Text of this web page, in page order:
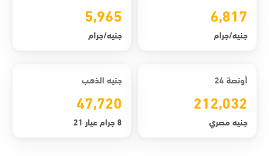
6,817
جنيه/جرام
5,965
جنيه/جرام
أونصة 24
212,032
جنيه مصري
جنيه الذهب
47,720
8 جرام عيار 21